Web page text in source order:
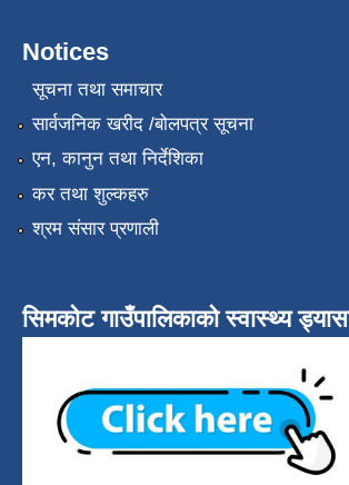
Notices
सूचना तथा समाचार
सार्वजनिक खरीद /बोलपत्र सूचना
एन, कानुन तथा निर्देशिका
कर तथा शुल्कहरु
श्रम संसार प्रणाली
सिमकोट गाउँपालिकाको स्वास्थ्य